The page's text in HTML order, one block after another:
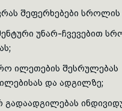
შეფერხებები
უნარ-ჩვევებით
ილეთების შესრულებას
და ადგილზე;
გადაადგილებას